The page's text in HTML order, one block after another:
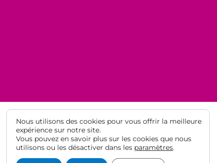
© Lycée Français de Barcelone 2021· Mentions légales ·
des données
Nous utilisons des cookies pour vous offrir la meilleure
expérience sur notre site.
Vous pouvez en savoir plus sur les cookies que nous
utilisons ou les désactiver dans les paramètres.